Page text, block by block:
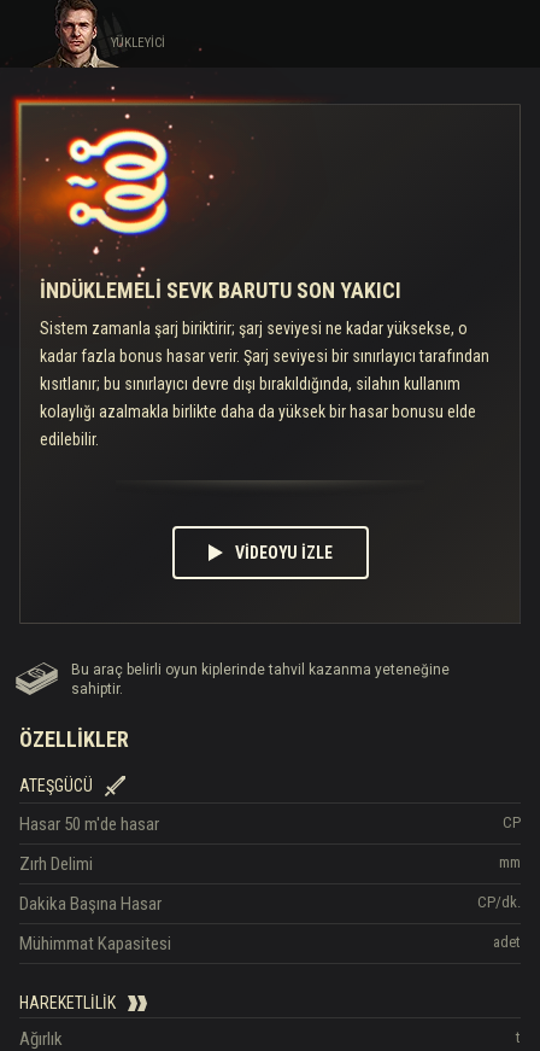
YÜKLEYICI
İNDÜKLEMELI SEVK BARUTU SON YAKICI
Sistem zamanla şarj biriktirir; şarj seviyesi ne kadar yüksekse, o
kadar fazla bonus hasar verir. Şarj seviyesi bir sınırlayıcı tarafından
kısıtlanır; bu sınırlayıcı devre dışı bırakıldığında, silahın kullanım
kolaylığı azalmakla birlikte daha da yüksek bir hasar bonusu elde
edilebilir.
VİDEOYU İZLE
Bu araç belirli oyun kiplerinde tahvil kazanma yeteneğine
sahiptir.
ÖZELLIKLER
ATEŞGÜCÜ
CP
Hasar 50 m'de hasar
mm
Zırh Delimi
CP/dk.
Dakika Başına Hasar
adet
Mühimmat Kapasitesi
HAREKETLILIK
t
Ağırlık